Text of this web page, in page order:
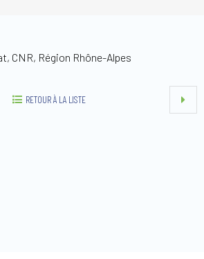
CNR, Région Rhône-Alpes
RETOUR À LA LISTE